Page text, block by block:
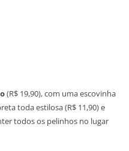
(R$ 19,90), com uma escovinha
toda estilosa (R$ 11,90) e
todos os pelinhos no lugar